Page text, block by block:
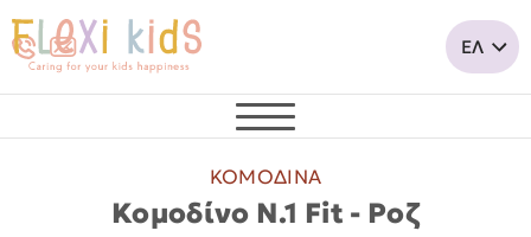
ΚΟΜΟΔΙΝΑ
Κομοδίνο Ν.1 Fit - Ροζ